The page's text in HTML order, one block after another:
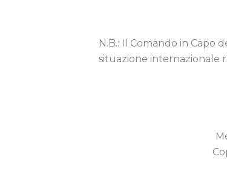
N.B.: Il Comando in Capo
situazione internazionale